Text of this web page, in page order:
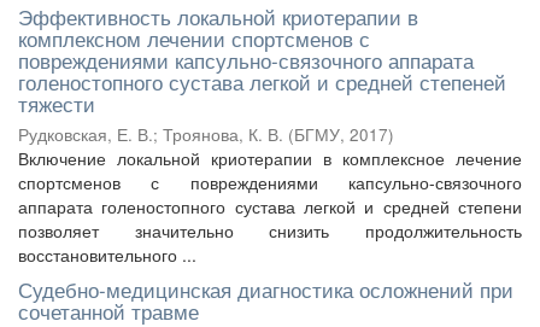
Эффективность локальной криотерапии в
комплексном лечении спортсменов с
повреждениями капсульно-связочного аппарата
голеностопного сустава легкой и средней степеней
тяжести
Рудковская, Е. В.; Троянова, К. В. (БГМУ, 2017)
Включение локальной криотерапии в комплексное лечение
спортсменов с повреждениями капсульно-связочного
аппарата голеностопного сустава легкой и средней степени
позволяет значительно снизить продолжительность
восстановительного ...
Судебно-медицинская диагностика осложнений при
сочетанной травме